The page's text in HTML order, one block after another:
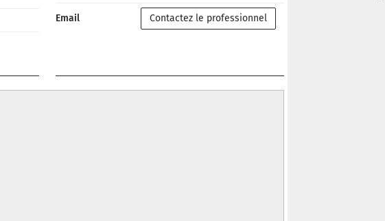
Email Contactez le professionnel